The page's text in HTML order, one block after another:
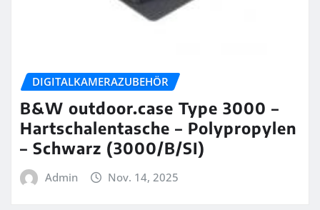
DIGITALKAMERAZUBEHÖR
B&W outdoor.case Type 3000 –
Hartschalentasche – Polypropylen
– Schwarz (3000/B/SI)
Admin Nov. 14, 2025